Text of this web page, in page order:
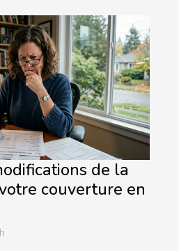
de la
couverture en